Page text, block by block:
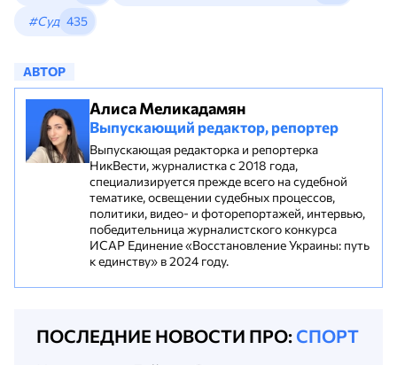
#Суд 435
АВТОР
Алиса Меликадамян
Выпускающий редактор, репортер
Выпускающая редакторка и репортерка
НикВести, журналистка с 2018 года,
специализируется прежде всего на судебной
тематике, освещении судебных процессов,
политики, видео- и фоторепортажей, интервью,
победительница журналистского конкурса
ИСАР Единение «Восстановление Украины: путь
к единству» в 2024 году.
ПОСЛЕДНИЕ НОВОСТИ ПРО: СПОРТ